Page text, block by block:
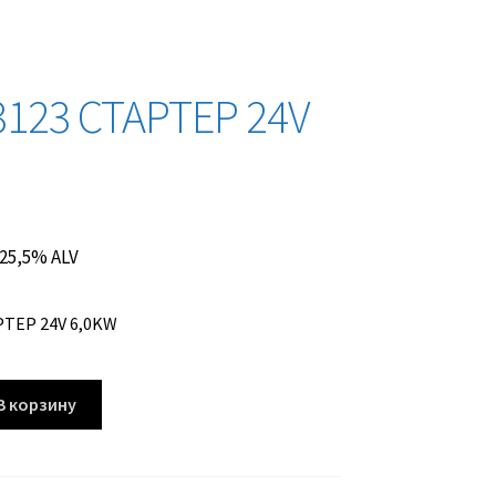
СТАРТЕР 24V
ALV
24V 6,0KW
корзину